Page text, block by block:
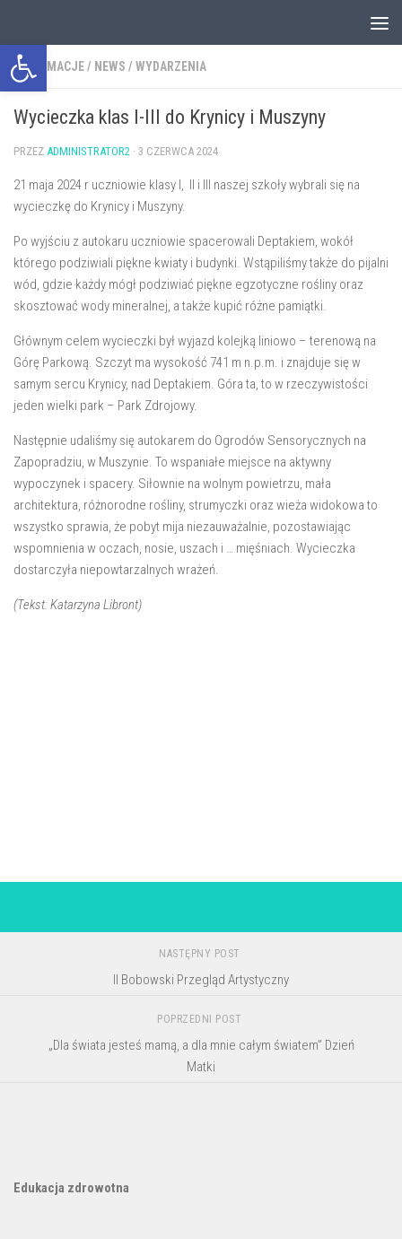
INFORMACJE/ NEWS / WYDARZENIA
Wycieczka klas I-III do Krynicy i Muszyny
PRZEZ ADMINISTRATOR2 · 3 CZERWCA 2024
21 maja 2024 r uczniowie klasy I, II i III naszej szkoły wybrali się na
wycieczkę do Krynicy i Muszyny.
Po wyjściu z autokaru uczniowie spacerowali Deptakiem, wokół
którego podziwiali piękne kwiaty i budynki. Wstąpiliśmy także do pijalni
wód, gdzie każdy mógł podziwiać piękne egzotyczne rośliny oraz
skosztować wody mineralnej, a także kupić różne pamiątki.
Głównym celem wycieczki był wyjazd kolejką liniowo – terenową na
Górę Parkową. Szczyt ma wysokość 741 m n.p.m. i znajduje się w
samym sercu Krynicy, nad Deptakiem. Góra ta, to w rzeczywistości
jeden wielki park – Park Zdrojowy.
Następnie udaliśmy się autokarem do Ogrodów Sensorycznych na
Zapopradziu, w Muszynie. To wspaniałe miejsce na aktywny
wypoczynek i spacery. Siłownie na wolnym powietrzu, mała
architektura, różnorodne rośliny, strumyczki oraz wieża widokowa to
wszystko sprawia, że pobyt mija niezauważalnie, pozostawiając
wspomnienia w oczach, nosie, uszach i … mięśniach. Wycieczka
dostarczyła niepowtarzalnych wrażeń.
(Tekst: Katarzyna Libront)
NASTĘPNY POST
II Bobowski Przegląd Artystyczny
POPRZEDNI POST
„Dla świata jesteś mamą, a dla mnie całym światem” Dzień
Matki
Edukacja zdrowotna
Otwórz pasek narzędzi